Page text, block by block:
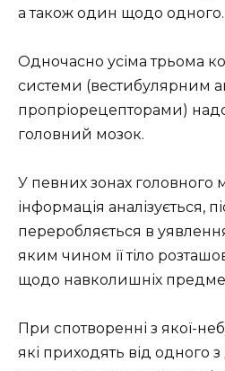
а також один щодо одного.
Одночасно усіма трьома
системи (вестибулярним
пропріорецепторами)
головний мозок.
У певних зонах головного
інформація аналізується,
переробляється в
яким чином її тіло
щодо навколишніх
При спотворенні з якої-
які приходять від одного